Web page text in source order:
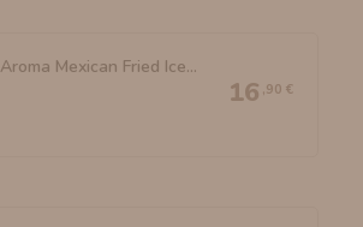
Aroma Mexican Fried Ice...
16 ,90 €